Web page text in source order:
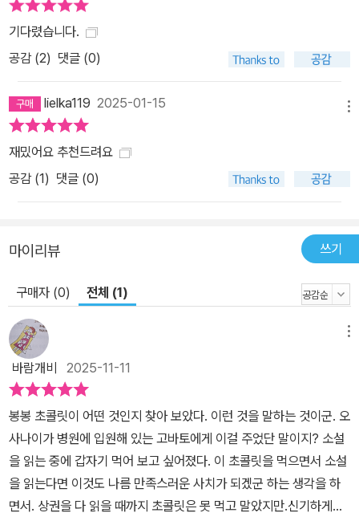
느끼는 동질감과 유대감을 역시 확인했다.(『가을철 한정 구리킨톤 사
을 하고, 사람의 말을 하고, 이따금 재미있는 이야기도 하는 편리한 도
구. 그랬는데 지금은 조금 다르다는 생각이 든다. 아마 우리는 서로를,
단순히 편리하기만 한 게 아니라 귀중하기도 한 도구로 재인식한 것
이리라. 둘도 없는 존재임을 깨달았다고 바꿔 말할 수도 있다. _『겨울
철 한정 봉봉 쇼콜라 사건 (상)』에서 전작에서 상대의 존재를 인정하
에서 그동안 부정하고 숨기고 싶어 했던 자기 안의 자의식과도 화해
해가고 있다. 고바토는 자신의 실력에 대한 자신감과 허영심, 공명심
으로 가득 차 있던 중학 시절을 회상하고 반성하지만, 그 시절의 자기
이 잘 드러나지 않는 오사나이 또한, 자신의 ‘늑대’ 같은 본모습에 양
의 탈을 씌우고 사회 속에서 온순하게 길들였을지언정 부정하지는 않
는 듯하다. 청소년기의 자아에 대한 과신, 특별함을 돋보이게 하고 싶
이 부단히 충돌하며 알맞은 거리를 찾아가는 과정은 『겨울철 한정 봉
봉 쇼콜라 사건』에서 마침내 어느 중간지대에 이르는 것처럼 보인다.
‘봄철’부터 ‘겨울철’에 이르는 3년 동안의 고교 생활은 고바토와 오사
나이라는 두 청소년이 “스스로를 조금씩 받아들인 발자취”이기도 하
다. 두 사람에게 서로가 “둘도 없는 존재”가 되는 것은 시간 문제였는
기다렸습니다.
공감 (2) 댓글 (0)
lielka119 2025-01-15
재밌어요 추천드려요
공감 (1) 댓글 (0)
마이리뷰 쓰기
구매자 (0) 전체 (1)
바람개비 2025-11-11
봉봉 초콜릿이 어떤 것인지 찾아 보았다. 이런 것을 말하는 것이군. 오
사나이가 병원에 입원해 있는 고바토에게 이걸 주었단 말이지? 소설
을 읽는 중에 갑자기 먹어 보고 싶어졌다. 이 초콜릿을 먹으면서 소설
을 읽는다면 이것도 나름 만족스러운 사치가 되겠군 하는 생각을 하
면서. 상권을 다 읽을 때까지 초콜릿은 못 먹고 말았지만.신기하게도